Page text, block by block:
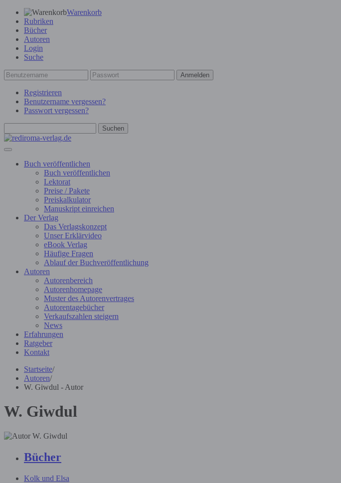
Warenkorb
Rubriken
Bücher
Autoren
Login
Suche
Anmelden
Registrieren
Benutzername vergessen?
Passwort vergessen?
Suchen
Buch veröffentlichen
Buch veröffentlichen
Lektorat
Preise / Pakete
Preiskalkulator
Manuskript einreichen
Der Verlag
Das Verlagskonzept
Unser Erklärvideo
eBook Verlag
Häufige Fragen
Ablauf der Buchveröffentlichung
Autoren
Autorenbereich
Autorenhomepage
Muster des Autorenvertrages
Autorentagebücher
Verkaufszahlen steigern
News
Erfahrungen
Ratgeber
Kontakt
Startseite/
Autoren/
W. Giwdul - Autor
W. Giwdul
Bücher
Kolk und Elsa